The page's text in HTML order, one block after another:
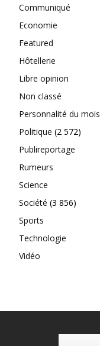
Communiqué
Economie
Featured
Hôtellerie
Libre opinion
Non classé
Personnalité du mois
Politique (2 572)
Publireportage
Rumeurs
Science
Société (3 856)
Sports
Technologie
Vidéo